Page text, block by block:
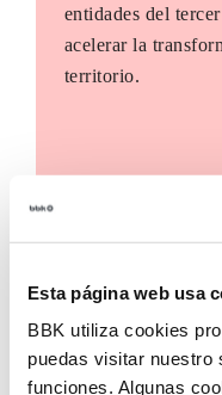
Esta página web usa
BBK utiliza cookies
puedas visitar nuestro
funciones. Algunas
entidades del
acelerar la
territorio.